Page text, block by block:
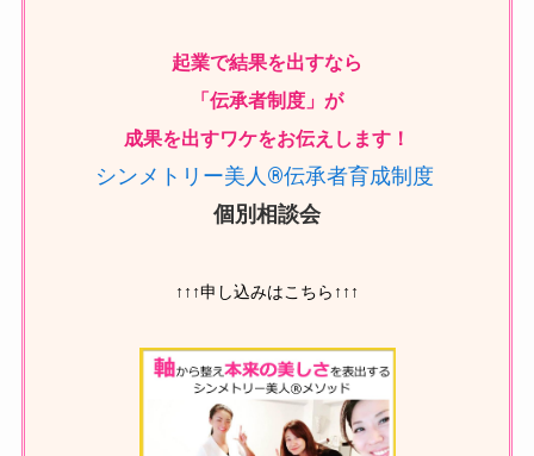
起業で結果を出すなら
「伝承者制度」が
成果を出すワケをお伝えします！
シンメトリー美人®伝承者育成制度
個別相談会
↑↑↑申し込みはこちら↑↑↑